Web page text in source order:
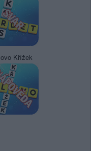
Křížek